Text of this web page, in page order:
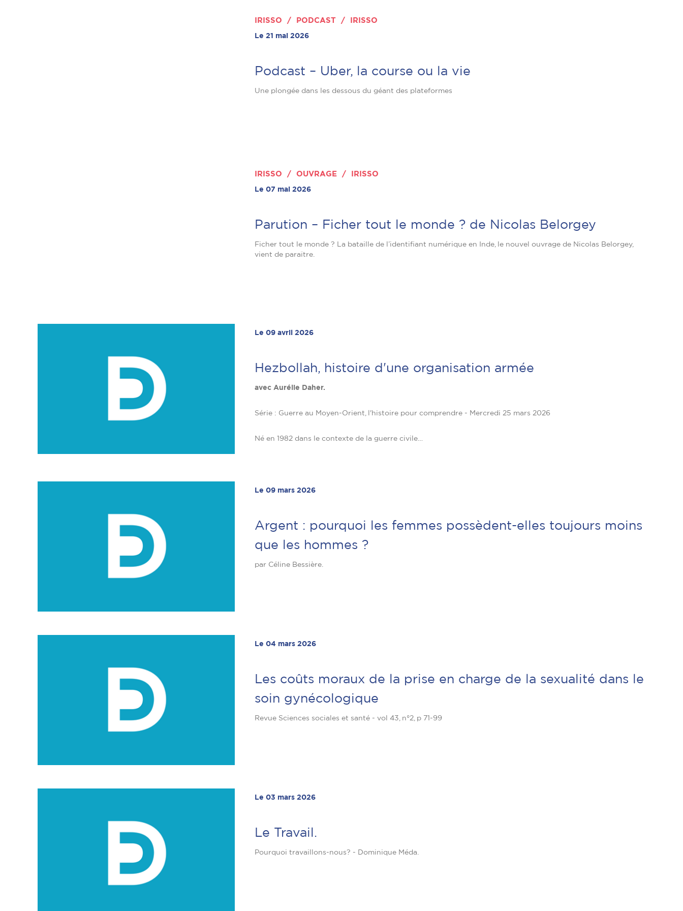
IRISSO / PODCAST / IRISSO
Le 21 mai 2026
Podcast – Uber, la course ou la vie
Une plongée dans les dessous du géant des plateformes
IRISSO / OUVRAGE / IRISSO
Le 07 mai 2026
Parution – Ficher tout le monde ? de Nicolas Belorgey
Ficher tout le monde ? La bataille de l’identifiant numérique en Inde, le nouvel ouvrage de Nicolas Belorgey,
vient de paraître.
Le 09 avril 2026
Hezbollah, histoire d'une organisation armée
avec Aurélie Daher.
Série : Guerre au Moyen-Orient, l'histoire pour comprendre - Mercredi 25 mars 2026
Né en 1982 dans le contexte de la guerre civile…
Le 09 mars 2026
Argent : pourquoi les femmes possèdent-elles toujours moins
que les hommes ?
par Céline Bessière.
Le 04 mars 2026
Les coûts moraux de la prise en charge de la sexualité dans le
soin gynécologique
Revue Sciences sociales et santé - vol 43, n°2, p 71-99
Le 03 mars 2026
Le Travail.
Pourquoi travaillons-nous? - Dominique Méda.